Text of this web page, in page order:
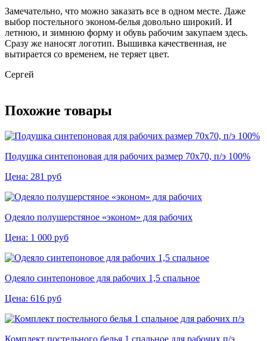
Замечательно, что можно заказать все в одном месте. Даже
выбор постельного эконом-белья довольно широкий. И
летнюю, и зимнюю форму и обувь рабочим закупаем здесь.
Сразу же наносят логотип. Вышивка качественная, не
вытирается со временем, не теряет цвет.
Сергей
Похожие товары
Подушка синтепоновая для рабочих размер 70х70, п/э 100%
Цена: 281 руб
Одеяло полушерстяное «эконом» для рабочих
Цена: 1 000 руб
Одеяло синтепоновое для рабочих 1,5 спальное
Цена: 616 руб
Комплект постельного белья 1 спальное для рабочих п/э